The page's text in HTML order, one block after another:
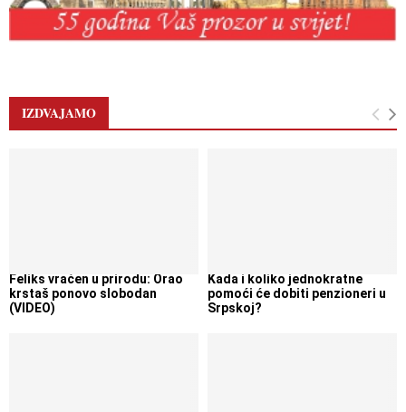
IZDVAJAMO
Feliks vraćen u prirodu: Orao
krstaš ponovo slobodan
(VIDEO)
Kada i koliko jednokratne
pomoći će dobiti penzioneri u
Srpskoj?